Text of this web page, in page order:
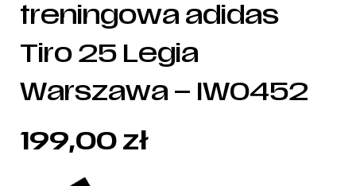
treningowa adidas
Tiro 25 Legia
Warszawa – IW0452
199,00 zł